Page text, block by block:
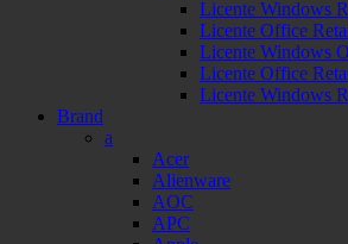
Licente Windows
Licente Office
Licente Windows
Licente Office
Licente Windows
Brand
a
Acer
Alienware
AOC
APC